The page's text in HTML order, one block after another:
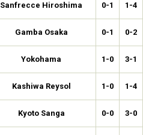
Sanfrecce Hiroshima 0-1 1-4
Gamba Osaka 0-1 0-2
Yokohama 1-0 3-1
Kashiwa Reysol 1-0 1-4
Kyoto Sanga 0-0 3-0